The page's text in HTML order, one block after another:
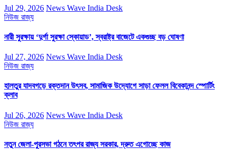
Jul 29, 2026 News Wave India Desk
নিউজ রাজ্য
নারী সুরক্ষায় ‘দুর্গা সুরক্ষা স্কোয়াড’, স্বরাষ্ট্র বাজেটে একগুচ্ছ বড় ঘোষণা
Jul 27, 2026 News Wave India Desk
নিউজ রাজ্য
হালতুর যাদবগড়ে রক্তদান উৎসব, সামাজিক উদ্যোগে সাড়া ফেলল বিবেকানন্দ স্পোর্টিং
ক্লাব
Jul 26, 2026 News Wave India Desk
নিউজ রাজ্য
নতুন জেলা-পুরসভা গঠনে তৎপর রাজ্য সরকার, দ্রুত এগোচ্ছে কাজ